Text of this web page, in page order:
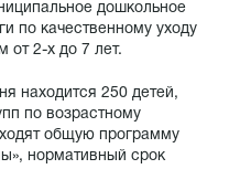
дошкольное
по качественному уходу
от 2-х до 7 лет.
находится 250 детей,
по возрастному
общую программу
нормативный срок